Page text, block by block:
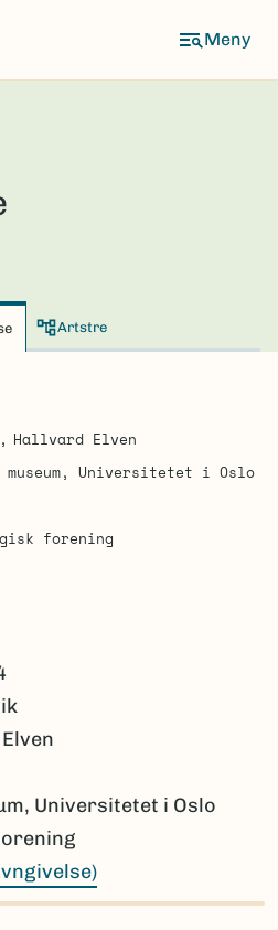
Artstre
Hallvard Elven
Universitetet i Oslo
forening
Universitetet i Oslo